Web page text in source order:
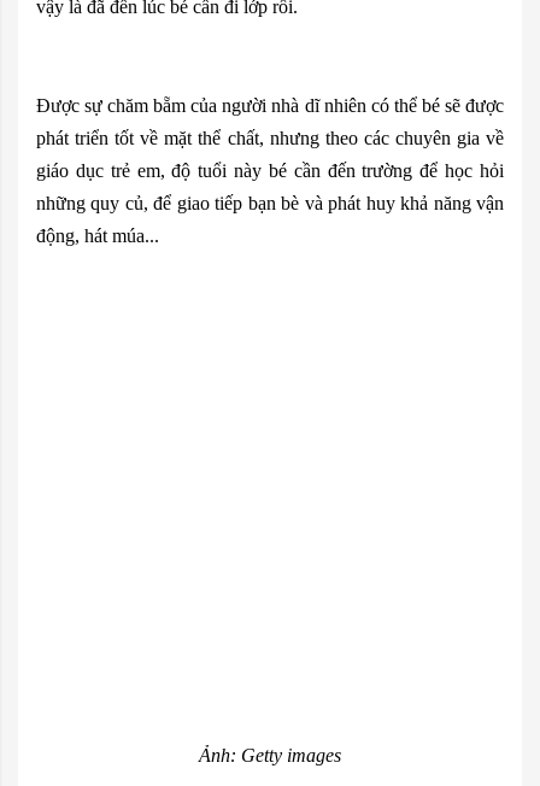
vậy là đã đến lúc bé cần đi lớp rồi.
Được sự chăm bẵm của người nhà dĩ nhiên có thể bé sẽ được
phát triển tốt về mặt thể chất, nhưng theo các chuyên gia về
giáo dục trẻ em, độ tuổi này bé cần đến trường để học hỏi
những quy củ, để giao tiếp bạn bè và phát huy khả năng vận
động, hát múa...
Ảnh: Getty images